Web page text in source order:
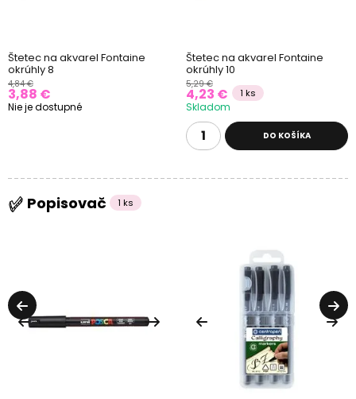
Štetec na akvarel Fontaine
okrúhly 8
4,84 €
3,88 €
Nie je dostupné
Štetec na akvarel Fontaine
okrúhly 10
5,29 €
4,23 € 1 ks
Skladom
DO KOŠÍKA
Popisovač 1 ks